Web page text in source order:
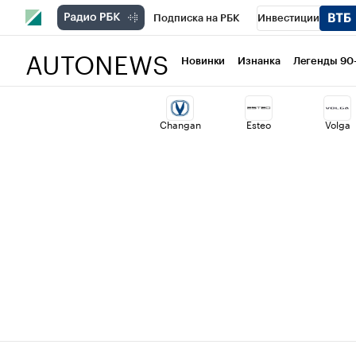
Подписка на РБК Инвестиции
Национальные проекты Город
Кредитные рейтинги Франшизы
AUTONEWS Новинки Изнанка Легенды
Changan Esteo Volga